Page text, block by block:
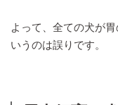
よって、全ての犬が
いうのは誤りです。